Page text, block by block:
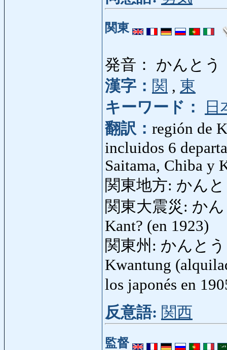
関東
発音： かんとう
漢字： 関 , 東
キーワード：
日
翻訳： región de
incluidos 6
Saitama, Chiba y
関東地方: かん
関東大震災: か
Kant? (en 1923)
関東州: かんと
Kwantung
los japonés en
反意語: 関西
監督